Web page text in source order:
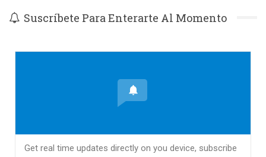
Suscríbete Para Enterarte Al Momento
Get real time updates directly on you device, subscribe